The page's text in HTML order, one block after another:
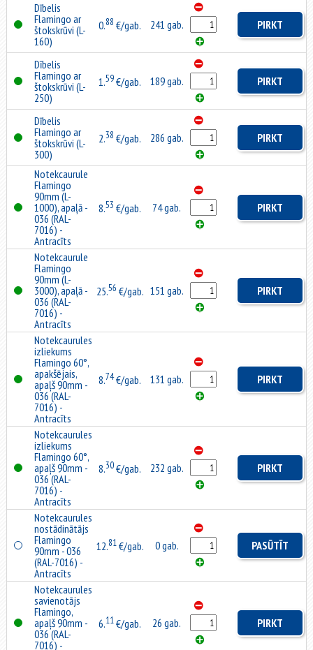
Dībelis
Flamingo ar
štokskrūvi (L-
160)
0.88 €/gab. 241 gab. PIRKT
Dībelis
Flamingo ar
štokskrūvi (L-
250)
1.59€/gab. 189 gab. PIRKT
Dībelis
Flamingo ar
štokskrūvi (L-
300)
2.38 €/gab. 286 gab. PIRKT
Notekcaurule
Flamingo
90mm (L-
1000), apaļā -
036 (RAL-
7016) -
Antracīts
8.53 €/gab. 74 gab. PIRKT
Notekcaurule
Flamingo
90mm (L-
3000), apaļā -
036 (RAL-
7016) -
Antracīts
25.56 €/gab. 151 gab. PIRKT
Notekcaurules
izliekums
Flamingo 60°,
apakšējais,
apaļš 90mm -
036 (RAL-
7016) -
Antracīts
8.74€/gab. 131 gab. PIRKT
Notekcaurules
izliekums
Flamingo 60°,
apaļš 90mm -
036 (RAL-
7016) -
Antracīts
8.30€/gab. 232 gab. PIRKT
Notekcaurules
nostādinātājs
Flamingo
90mm - 036
(RAL-7016) -
Antracīts
12.81€/gab. 0 gab. PASŪTĪT
Notekcaurules
savienotājs
Flamingo,
apaļš 90mm -
036 (RAL-
7016) -
6.11€/gab. 26 gab. PIRKT